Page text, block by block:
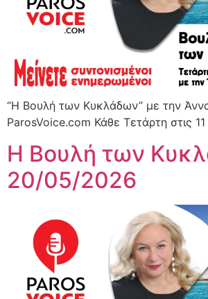
“Η Βουλή των Κυκλάδων” με την
ParosVoice.com Κάθε Τετάρτη στις
Η Βουλή των
20/05/2026